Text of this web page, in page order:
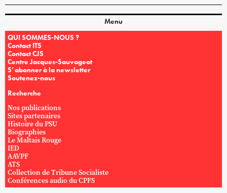
Menu
QUI SOMMES-NOUS ?
Contact ITS
Contact CJS
Centre Jacques-Sauvageot
S’abonner à la newsletter
Soutenez-nous
Recherche
Nos publications
Sites partenaires
Histoire du PSU
Biographies
Le Maltais Rouge
IED
AAVPF
ATS
Collection de Tribune Socialiste
Conférences audio du CPFS